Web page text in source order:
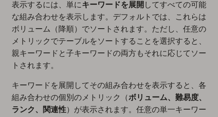
表示するには、単にキーワードを展開 してすべての可能
な組み合わせを表示します。デフォルトでは、これらは
ボリューム（降順）でソートされます。ただし、任意の
メトリックでテーブルをソートすることを選択すると、
親キーワードと子キーワードの両方もそれに応じてソー
トされます。
キーワードを展開してその組み合わせを表示すると、各
組み合わせの個別のメトリック（ボリューム、難易度、
ランク、関連性）が表示されます。任意の単一キーワー